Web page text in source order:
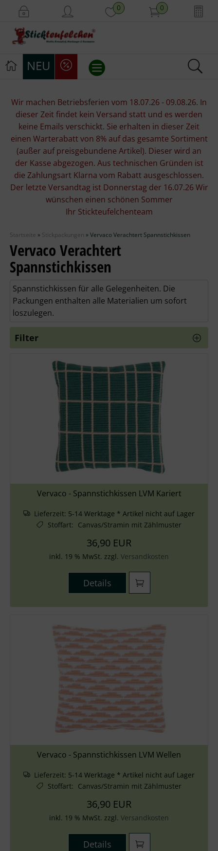
0 0
NEU
Stickpackungen
Stickgarne
Stoffe
Mill Hill Beads
Wolle
Stricknadeln
Knüpfpackungen
Ausverkauf
Wir machen Betriebsferien vom 18.07.26 - 09.08.26. In
dieser Zeit findet kein Versand statt und es werden
keine Emails verschickt. Sie erhalten in dieser Zeit
einen Warterabatt von 8% auf das gesamte Sortiment
(außer auf preisgebundene Artikel). Dieser wird an
der Kasse abgezogen. Aus technischen Gründen ist
die Zahlungsart Klarna vom Rabatt ausgeschlossen.
Der letzte Versandtag ist Donnerstag der 16.07.26 Wir
wünschen einen schönen Sommer
Ihr Stickteufelchenteam
Startseite » Stickpackungen »Vervaco Verachtert Spannstichkissen
Vervaco Verachtert
Spannstichkissen
Spannstichkissen für alle Gelegenheiten. Die
Packungen enthalten alle Materialien um sofort
loszulegen.
Filter
Vervaco - Spannstichkissen LVM Kariert
Lieferzeit: 5-14 Werktage * Artikel nicht auf Lager
Stoffart: Canvas/Stramin mit Zählmuster
36,90 EUR
inkl. 19 % MwSt. zzgl. Versandkosten
Details
Vervaco - Spannstichkissen LVM Wellen
Lieferzeit: 5-14 Werktage * Artikel nicht auf Lager
Stoffart: Canvas/Stramin mit Zählmuster
36,90 EUR
inkl. 19 % MwSt. zzgl. Versandkosten
Details